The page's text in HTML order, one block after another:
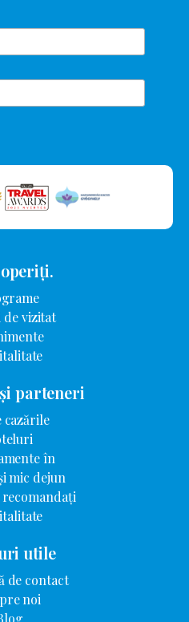
DE CAZARE
vizitat
parteneri
cazările
în
mic dejun
utile
de contact
noi